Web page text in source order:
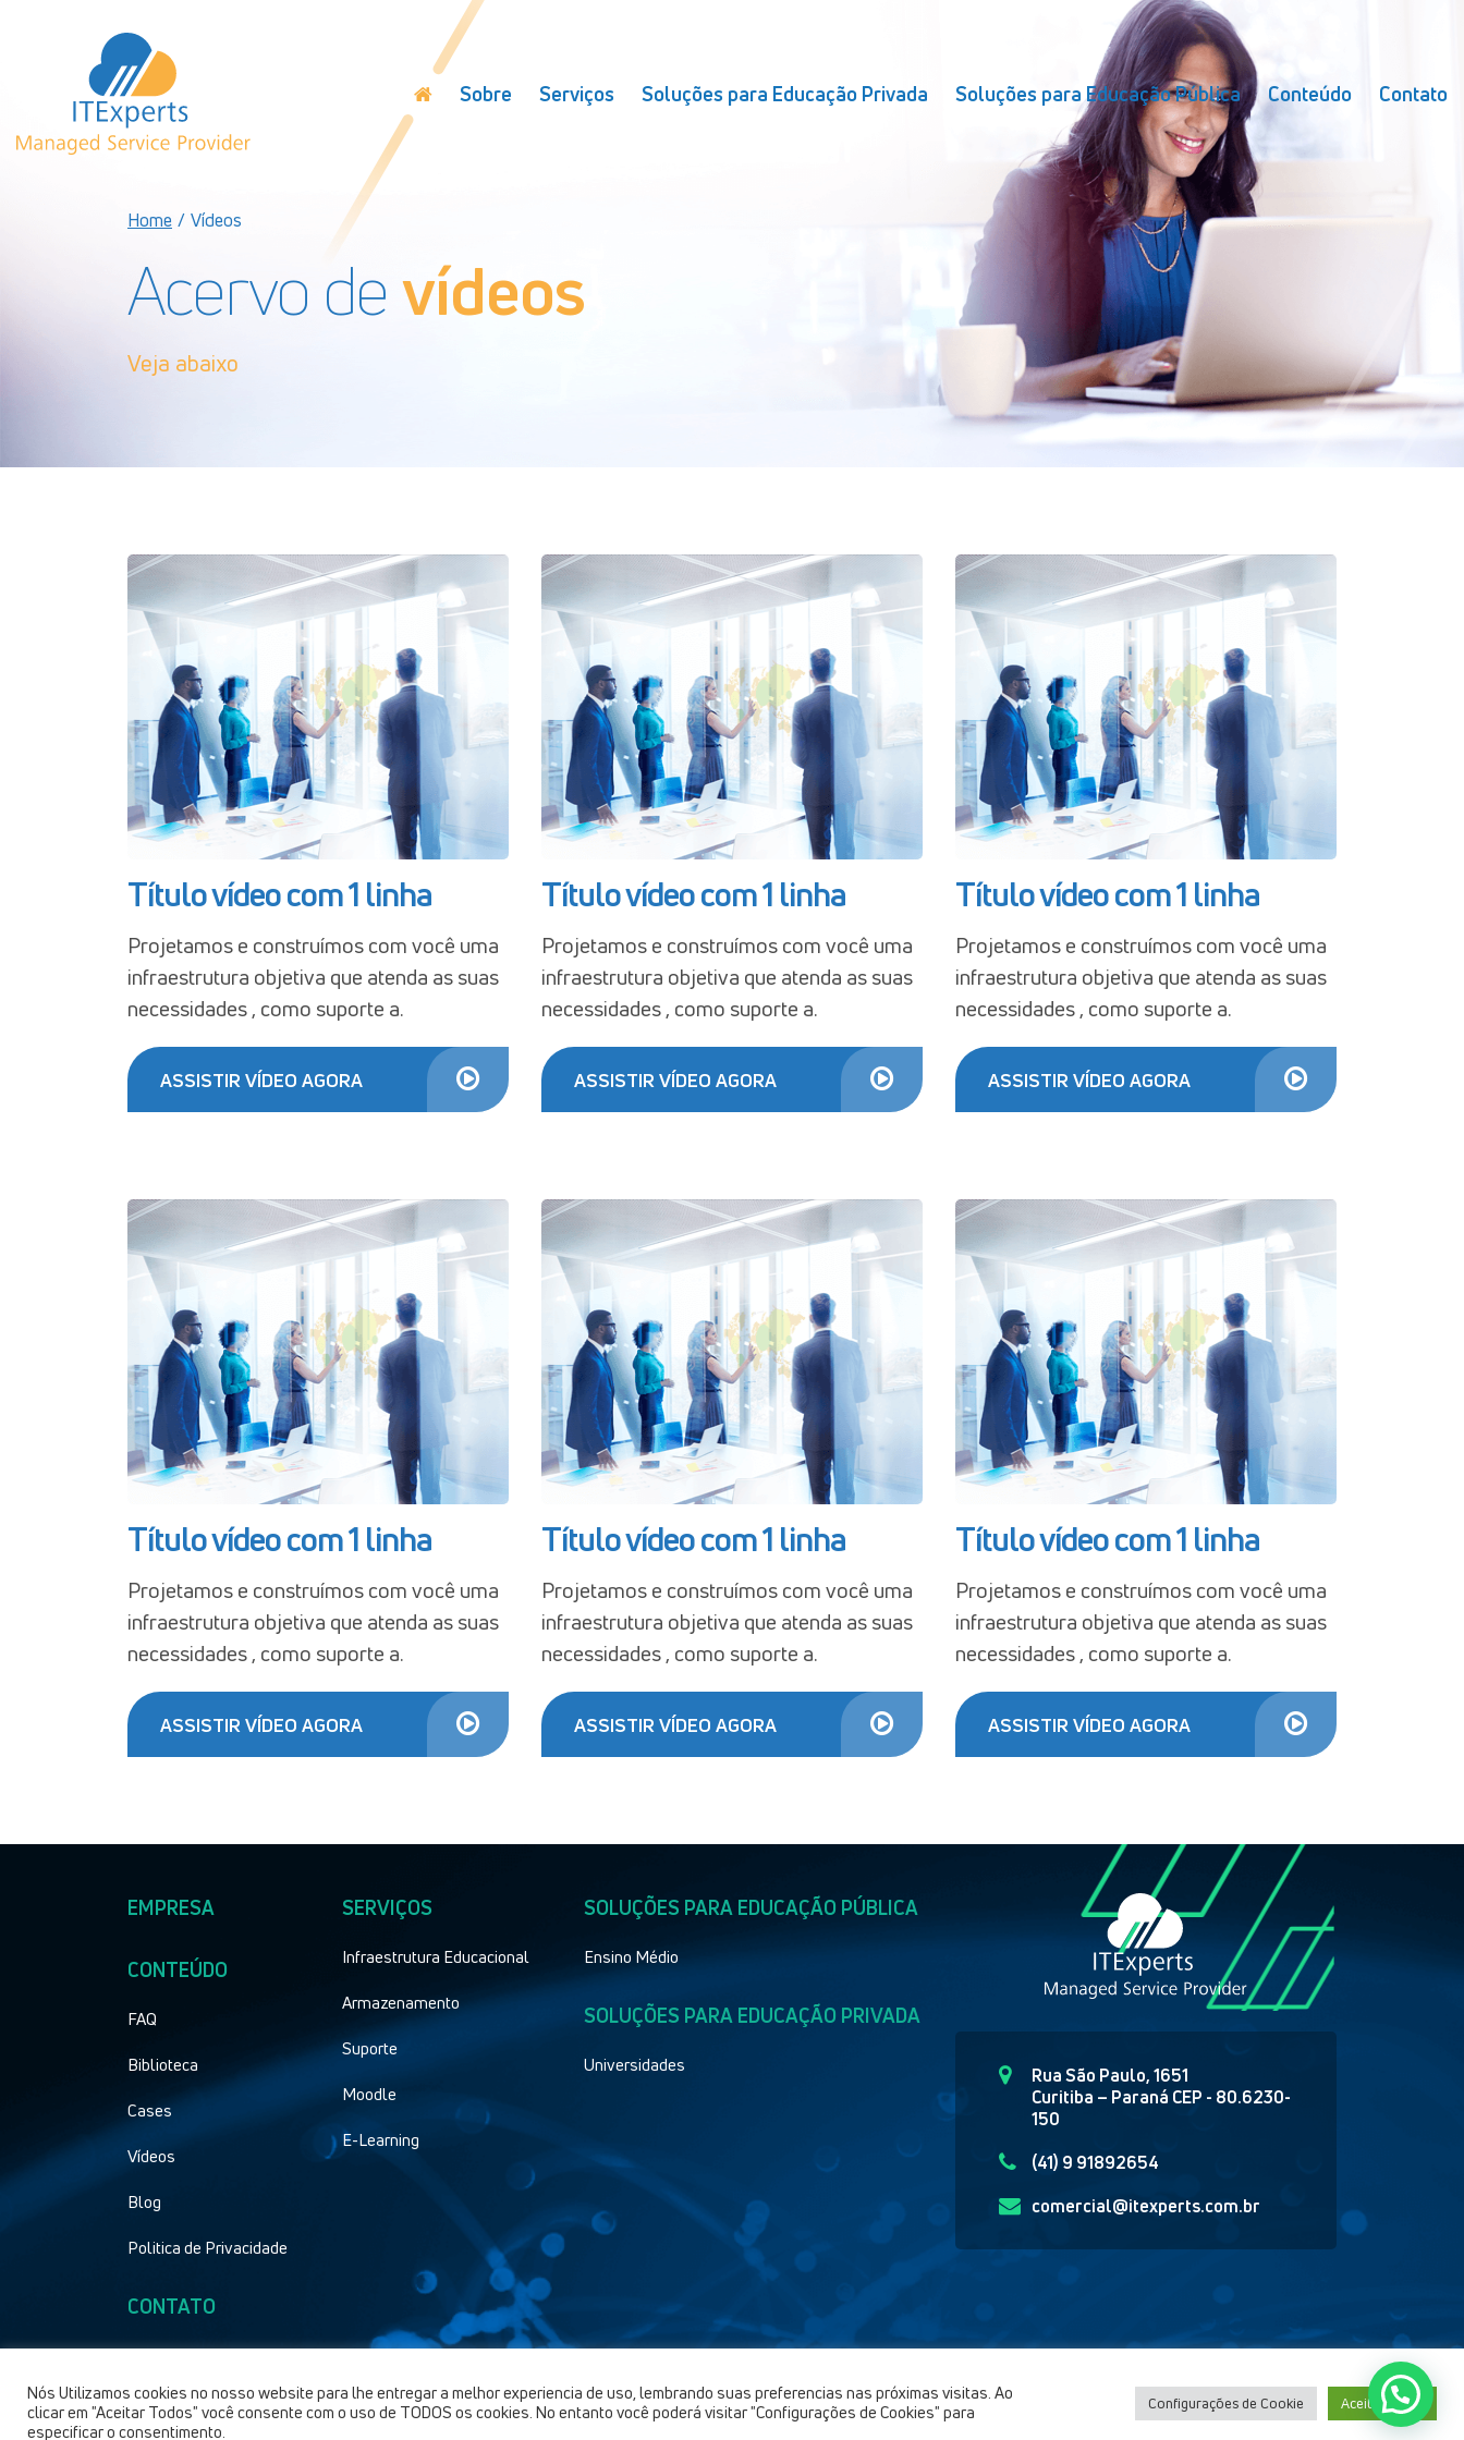
Sobre Serviços Soluções para Educação Privada Soluções para Educação Pública Conteúdo Contato
Home / Vídeos
Acervo devídeos
Veja abaixo
Título vídeo com 1 linha
Projetamos e construímos com você uma
infraestrutura objetiva que atenda as suas
necessidades , como suporte a.
ASSISTIR VÍDEO AGORA
Título vídeo com 1 linha
Projetamos e construímos com você uma
infraestrutura objetiva que atenda as suas
necessidades , como suporte a.
ASSISTIR VÍDEO AGORA
Título vídeo com 1 linha
Projetamos e construímos com você uma
infraestrutura objetiva que atenda as suas
necessidades , como suporte a.
ASSISTIR VÍDEO AGORA
Título vídeo com 1 linha
Projetamos e construímos com você uma
infraestrutura objetiva que atenda as suas
necessidades , como suporte a.
ASSISTIR VÍDEO AGORA
Título vídeo com 1 linha
Projetamos e construímos com você uma
infraestrutura objetiva que atenda as suas
necessidades , como suporte a.
ASSISTIR VÍDEO AGORA
Título vídeo com 1 linha
Projetamos e construímos com você uma
infraestrutura objetiva que atenda as suas
necessidades , como suporte a.
ASSISTIR VÍDEO AGORA
EMPRESA
CONTEÚDO
FAQ
Biblioteca
Cases
Vídeos
Blog
Politica de Privacidade
CONTATO
SERVIÇOS
Infraestrutura Educacional
Armazenamento
Suporte
Moodle
E-Learning
SOLUÇÕES PARA EDUCAÇÃO PÚBLICA
Ensino Médio
SOLUÇÕES PARA EDUCAÇÃO PRIVADA
Universidades
Rua São Paulo, 1651
Curitiba – Paraná CEP - 80.6230-
150
(41) 9 91892654
comercial@itexperts.com.br
IT Experts © 2021 | Todos os direitos reservados
Nós Utilizamos cookies no nosso website para lhe entregar a melhor experiencia de uso, lembrando suas preferencias nas próximas visitas. Ao
clicar em "Aceitar Todos" você consente com o uso de TODOS os cookies. No entanto você poderá visitar "Configurações de Cookies" para
especificar o consentimento.
Configurações de Cookie Aceitar todos